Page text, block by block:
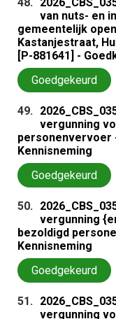
van nuts- en
gemeentelijk
Kastanjestraat,
[P-881641] -
Goedgekeurd
49.
vergunning
personenvervoer
Kennisneming
Goedgekeurd
50.
vergunning
bezoldigd
Kennisneming
Goedgekeurd
51.
vergunning